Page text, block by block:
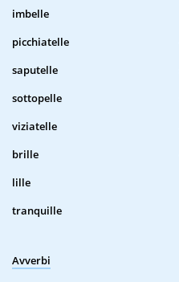
imbelle
picchiatelle
saputelle
sottopelle
viziatelle
brille
lille
tranquille
Avverbi